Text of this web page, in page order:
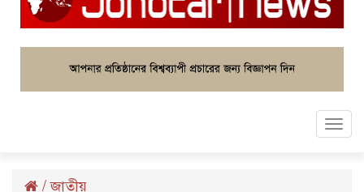
/জাতীয়